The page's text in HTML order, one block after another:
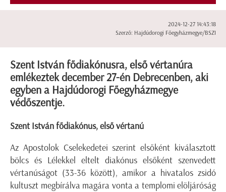
2024-12-27 14:43:18
Szerző: Hajdúdorogi Főegyházmegye/BSZI
Szent István fődiakónusra, első vértanúra
emlékeztek december 27-én Debrecenben, aki
egyben a Hajdúdorogi Főegyházmegye
védőszentje.
Szent István fődiakónus, első vértanú
Az Apostolok Cselekedetei szerint elsőként kiválasztott
bölcs és Lélekkel eltelt diakónus elsőként szenvedett
vértanúságot (33-36 között), amikor a hivatalos zsidó
kultuszt megbírálva magára vonta a templomi elöljáróság